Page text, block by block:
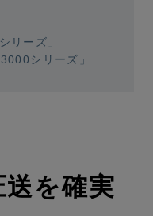
リーズ」
シリーズ」
を確実